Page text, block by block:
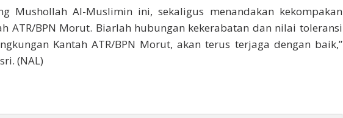
Mushollah Al-Muslimin ini, sekaligus menandakan kekompakan
ATR/BPN Morut. Biarlah hubungan kekerabatan dan nilai toleransi
Kantah ATR/BPN Morut, akan terus terjaga dengan baik,”
(NAL)